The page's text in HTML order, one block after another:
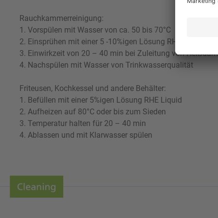
Rauchkammerreinigung:
1. Vorspülen mit Wasser von ca. 50 bis 70°C
2. Einsprühen mit einer 5 -10%igen Lösung RHE Liquid
3. Einwirkzeit von 20 – 40 min bei Zuleitung von
4. Nachspülen mit Wasser von Trinkwasserqualität
Friteusen, Kochkessel und andere Behälter:
1. Befüllen mit einer 5%igen Lösung RHE Liquid
2. Aufheizen auf 80°C oder bis zum Sieden
3. Temperatur halten für 20 – 40 min
4. Ablassen und mit Klarwasser spülen